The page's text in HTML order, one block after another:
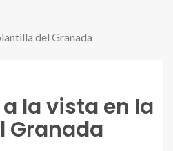
del Granada
la vista en la
Granada